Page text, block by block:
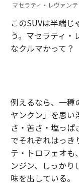
マセラティ・レヴァン
このSUVは半端
う。マセラティ・
なクルマかって？
例えるなら、一種
ヤンクン」を思い
さ・苦さ・塩っぱ
でそれぞれはっき
テ・トロフェオも
ンジン、しっかり
味を出している。